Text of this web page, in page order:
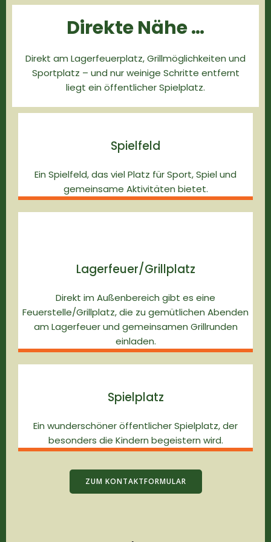
Direkte Nähe …
Direkt am Lagerfeuerplatz, Grillmöglichkeiten und
Sportplatz – und nur weinige Schritte entfernt
liegt ein öffentlicher Spielplatz.
Spielfeld
Ein Spielfeld, das viel Platz für Sport, Spiel und
gemeinsame Aktivitäten bietet.
Lagerfeuer/Grillplatz
Direkt im Außenbereich gibt es eine
Feuerstelle/Grillplatz, die zu gemütlichen Abenden
am Lagerfeuer und gemeinsamen Grillrunden
einladen.
Spielplatz
Ein wunderschöner öffentlicher Spielplatz, der
besonders die Kindern begeistern wird.
ZUM KONTAKTFORMULAR